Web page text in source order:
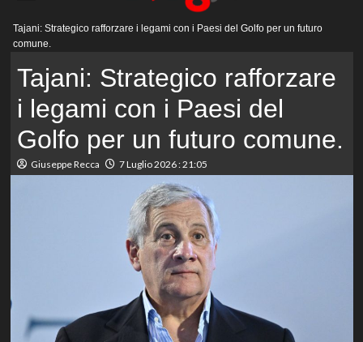
principale
Tajani: Strategico rafforzare i legami con i Paesi del Golfo per un futuro
comune.
Tajani: Strategico rafforzare
i legami con i Paesi del
Golfo per un futuro comune.
Giuseppe Recca 7 Luglio 2026 : 21:05